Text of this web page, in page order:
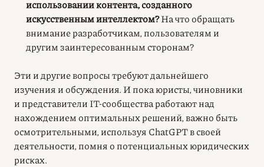
использовании контента, созданного
искусственным интеллектом?На что обращать
внимание разработчикам, пользователям и
другим заинтересованным сторонам?
Эти и другие вопросы требуют дальнейшего
изучения и обсуждения. И пока юристы, чиновники
и представители ІТ-сообщества работают над
нахождением оптимальных решений, важно быть
осмотрительными, используя ChatGPT в своей
деятельности, помня о потенциальных юридических
рисках.